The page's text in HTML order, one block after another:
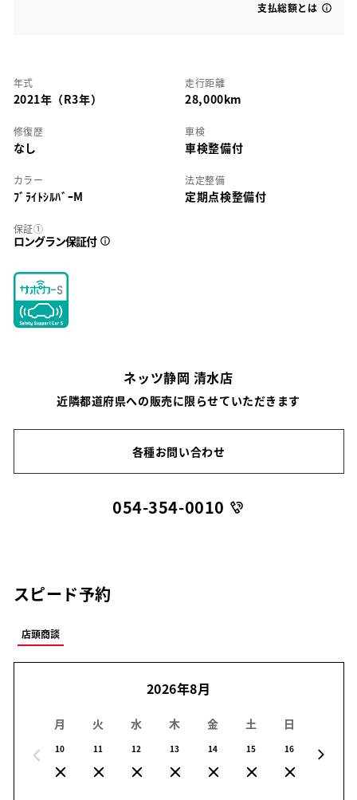
支払総額とは
年式
2021年（R3年）
走行距離
28,000km
修復歴
なし
車検
車検整備付
カラー
ﾌﾞﾗｲﾄｼﾙﾊﾞｰM
法定整備
定期点検整備付
保証①
ロングラン保証付
ネッツ静岡 清水店
近隣都道府県への販売に限らせていただきます
各種お問い合わせ
054-354-0010
スピード予約
店頭商談
2026年8月
月
10
火
11
水
12
木
13
金
14
土
15
日
16